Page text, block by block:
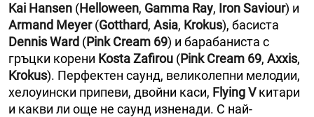
Kai Hansen (Helloween, Gamma Ray, Iron Saviour) и
Armand Meyer(Gotthard, Asia, Krokus), басиста
Dennis Ward (Pink Cream 69) и барабаниста с
гръцки корени Kosta Zafirou (Pink Cream 69, Axxis,
Krokus). Перфектен саунд, великолепни мелодии,
хелоуински припеви, двойни каси, Flying Vкитари
и какви ли още не саунд изненади. С най-